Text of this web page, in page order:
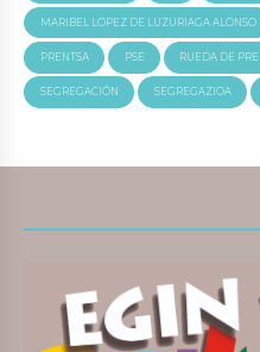
MARIBEL LOPEZ DE LUZURIAGA ALONSO
PRENTSA PSE RUEDA DE
SEGREGACIÓN SEGREGAZIOA